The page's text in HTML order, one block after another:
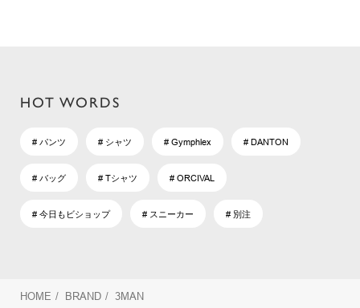
HOT WORDS
# パンツ # シャツ # Gymphlex # DANTON
# バッグ # Tシャツ # ORCIVAL
# 今日もビショップ # スニーカー # 別注
HOME / BRAND / 3MAN